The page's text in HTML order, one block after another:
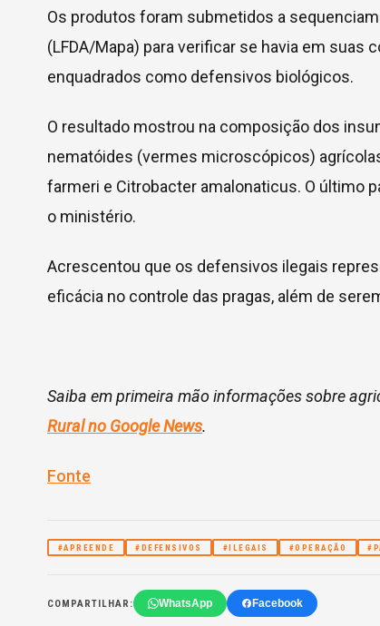
Os produtos foram submetidos a
(LFDA/Mapa) para verificar se havia em
enquadrados como defensivos biológicos.
O resultado mostrou na composição dos
nematóides (vermes microscópicos)
farmeri e Citrobacter amalonaticus. O último
o ministério.
Acrescentou que os defensivos ilegais
eficácia no controle das pragas, além de
Saiba em primeira mão informações sobre
Rural no Google News.
Fonte
#APREENDE #DEFENSIVOS #ILEGAIS #OPERAÇÃO
COMPARTILHAR: WhatsApp Facebook